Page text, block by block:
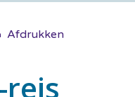
Afdrukken